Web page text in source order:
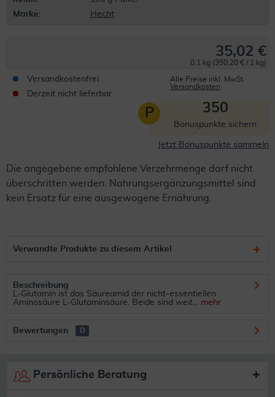
Marke:
Hecht
35,02 €
0.1 kg (350,20 € / 1 kg)
Versandkostenfrei
Derzeit nicht lieferbar
Alle Preise inkl. MwSt.
Versandkosten
P 350
Bonuspunkte sichern
Jetzt Bonuspunkte sammeln
Die angegebene empfohlene Verzehrmenge darf nicht
überschritten werden. Nahrungsergänzungsmittel sind
kein Ersatz für eine ausgewogene Ernährung.
Verwandte Produkte zu diesem Artikel
Beschreibung
L-Glutamin ist das Säureamid der nicht-essentiellen
Aminosäure L-Glutaminsäure. Beide sind weit... mehr
Bewertungen 0
Persönliche Beratung